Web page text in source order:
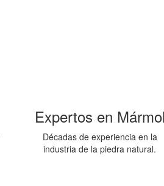
Expertos en Mármol
Décadas de experiencia en la
industria de la piedra natural.